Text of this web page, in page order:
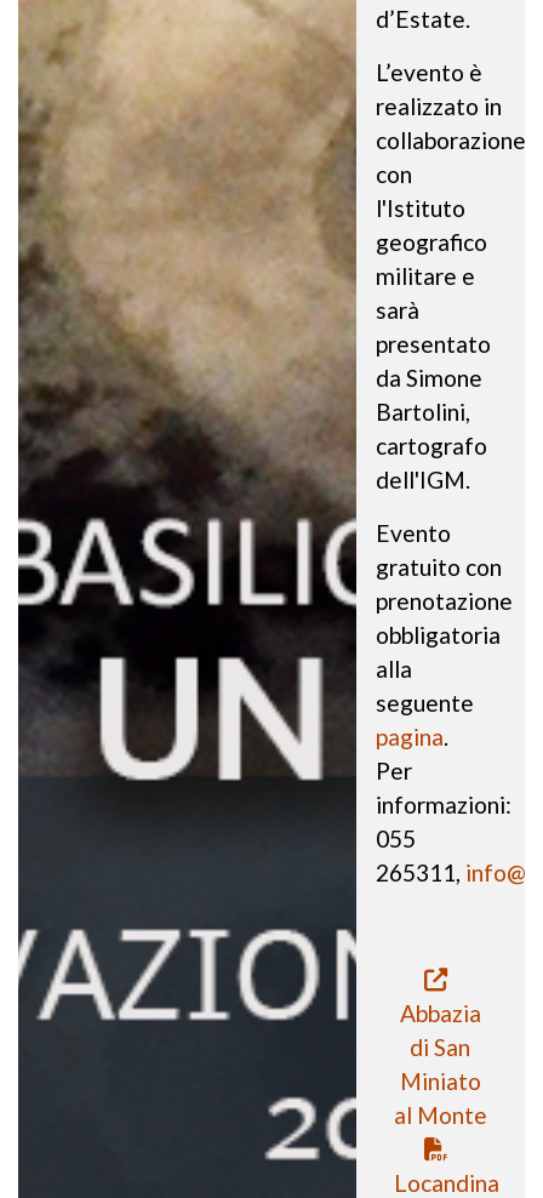
d’Estate.
L’evento è
realizzato in
collaborazione
con
l'Istituto
geografico
militare e
sarà
presentato
da Simone
Bartolini,
cartografo
dell'IGM.
Evento
gratuito con
prenotazione
obbligatoria
alla
seguente
pagina.
Per
informazioni:
055
265311,
Abbazia
di San
Miniato
al Monte
Locandina